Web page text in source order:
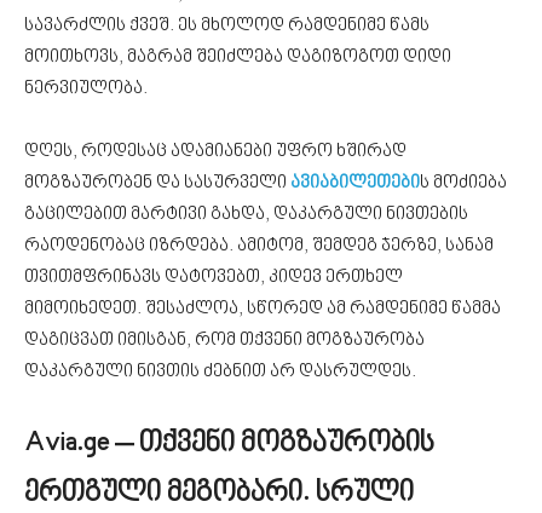
სავარძლის ქვეშ. ეს მხოლოდ რამდენიმე წამს
მოითხოვს, მაგრამ შეიძლება დაგიზოგოთ დიდი
ნერვიულობა.
დღეს, როდესაც ადამიანები უფრო ხშირად
მოგზაურობენ და სასურველი ავიაბილეთების მოძიება
გაცილებით მარტივი გახდა, დაკარგული ნივთების
რაოდენობაც იზრდება. ამიტომ, შემდეგ ჯერზე, სანამ
თვითმფრინავს დატოვებთ, კიდევ ერთხელ
მიმოიხედეთ. შესაძლოა, სწორედ ამ რამდენიმე წამმა
დაგიცვათ იმისგან, რომ თქვენი მოგზაურობა
დაკარგული ნივთის ძებნით არ დასრულდეს.
Avia.ge – თქვენი მოგზაურობის
ერთგული მეგობარი. სრული